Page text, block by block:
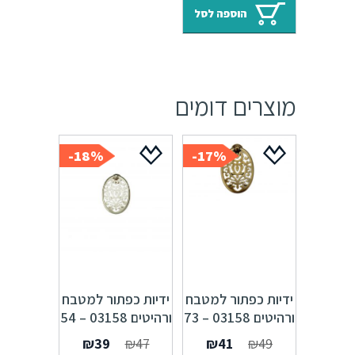
היה:
₪47.
הוא:
₪39.
הוספה לסל
מוצרים דומים
17%-
ידיות כפתור למטבח
ורהיטים 03158 – 73
מ"מ ברונזה פירנצה
₪49
המחיר
₪41
18%-
ידיות כפתור למטבח
ורהיטים 03158 – 54
מ"מ כסף אורינטלי
₪47
המחיר
₪39